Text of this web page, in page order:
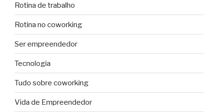
Rotina de trabalho
Rotina no coworking
Ser empreendedor
Tecnologia
Tudo sobre coworking
Vida de Empreendedor